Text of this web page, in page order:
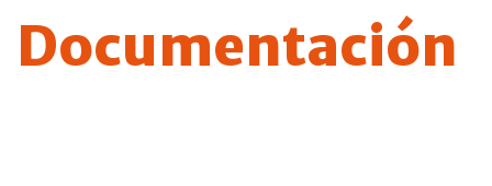
Documentación